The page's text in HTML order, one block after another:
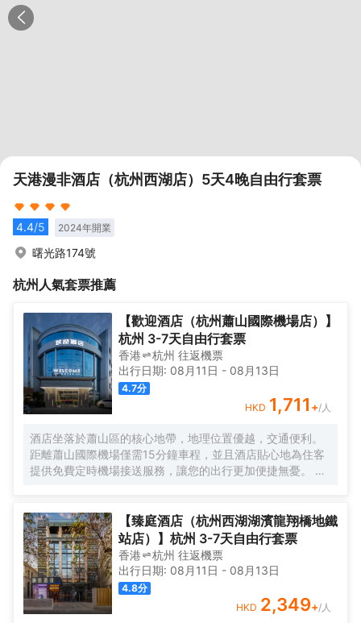
天港漫非酒店（杭州西湖店）5天4晚自由行套票
4.4/5 2024年開業
曙光路174號
杭州 人氣套票推薦
【歡迎酒店（杭州蕭山國際機場店）】
杭州 3-7天自由行套票
香港 杭州 往返機票
出行日期: 08月11日 - 08月13日
4.7分
HKD 1,711 +/人
酒店坐落於蕭山區的核心地帶，地理位置優越，交通便利。
距離蕭山國際機場僅需15分鐘車程，並且酒店貼心地為住客
提供免費定時機場接送服務，讓您的出行更加便捷無憂。 酒
錯落結合，打造出沉浸式的高質感空間體驗，讓您彷彿置身
於自然與藝術交融的氛圍之中。此外，酒店還配備了智能機
器人服務，為您的入住增添一份科技感與趣味性。 客房設施
- 100間簡約風格客房，精心設計了大床和雙床兩種房型，滿
足不同住客的需求。 - 每間客房均配備獨立空調，可根據您
的個人喜好調節室內温度；高速WiFi覆蓋，讓您隨時隨地暢
享網絡世界；不同房型分別配備投影儀、65寸或55寸液晶電
【臻庭酒店（杭州西湖湖濱龍翔橋地鐵
站店）】杭州 3-7天自由行套票
香港 杭州 往返機票
出行日期: 08月11日 - 08月13日
4.8分
HKD 2,349+/人